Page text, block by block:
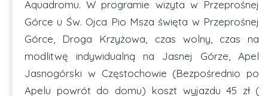
Aquadromu. W programie wizyta w Przeprośnej
Górce u Św. Ojca Pio Msza święta w Przeprośnej
Górce, Droga Krzyżowa, czas wolny, czas na
modlitwę indywidualną na Jasnej Górze, Apel
Jasnogórski w Częstochowie (Bezpośrednio po
Apelu powrót do domu) koszt wyjazdu 45 zł (